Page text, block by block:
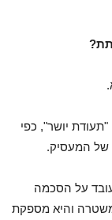
יושר", כפי
על הסכמה
והיא מספקת